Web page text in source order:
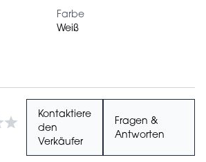
Farbe
Weiß
Kontaktiere
den
Verkäufer
Fragen &
Antworten